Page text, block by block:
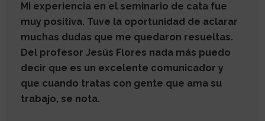
Mi experiencia en el seminario de cata fue
muy positiva. Tuve la oportunidad de aclarar
muchas dudas que me quedaron resueltas.
Del profesor Jesús Flores nada más puedo
decir que es un excelente comunicador y
que cuando tratas con gente que ama su
trabajo, se nota.